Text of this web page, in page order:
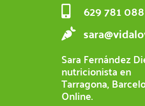
629 781 088
Sara Fernández
nutricionista en
Tarragona,
Online.